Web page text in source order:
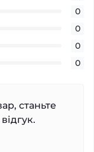
0
0
0
0
станьте